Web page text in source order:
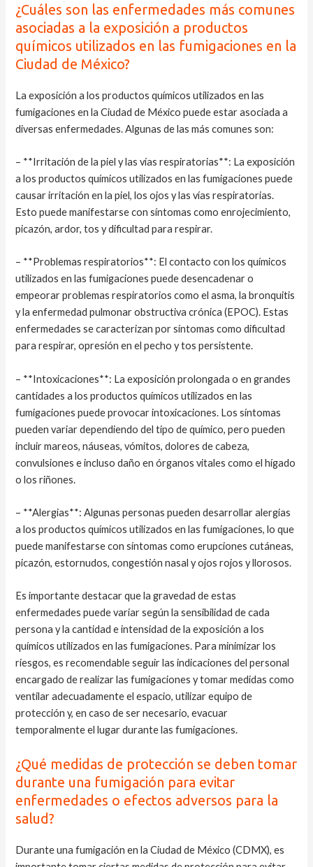
¿Cuáles son las enfermedades más comunes
asociadas a la exposición a productos
químicos utilizados en las fumigaciones en la
Ciudad de México?
La exposición a los productos químicos utilizados en las
fumigaciones en la Ciudad de México puede estar asociada a
diversas enfermedades. Algunas de las más comunes son:
– **Irritación de la piel y las vías respiratorias**: La exposición
a los productos químicos utilizados en las fumigaciones puede
causar irritación en la piel, los ojos y las vías respiratorias.
Esto puede manifestarse con síntomas como enrojecimiento,
picazón, ardor, tos y dificultad para respirar.
– **Problemas respiratorios**: El contacto con los químicos
utilizados en las fumigaciones puede desencadenar o
empeorar problemas respiratorios como el asma, la bronquitis
y la enfermedad pulmonar obstructiva crónica (EPOC). Estas
enfermedades se caracterizan por síntomas como dificultad
para respirar, opresión en el pecho y tos persistente.
– **Intoxicaciones**: La exposición prolongada o en grandes
cantidades a los productos químicos utilizados en las
fumigaciones puede provocar intoxicaciones. Los síntomas
pueden variar dependiendo del tipo de químico, pero pueden
incluir mareos, náuseas, vómitos, dolores de cabeza,
convulsiones e incluso daño en órganos vitales como el hígado
o los riñones.
– **Alergias**: Algunas personas pueden desarrollar alergias
a los productos químicos utilizados en las fumigaciones, lo que
puede manifestarse con síntomas como erupciones cutáneas,
picazón, estornudos, congestión nasal y ojos rojos y llorosos.
Es importante destacar que la gravedad de estas
enfermedades puede variar según la sensibilidad de cada
persona y la cantidad e intensidad de la exposición a los
químicos utilizados en las fumigaciones. Para minimizar los
riesgos, es recomendable seguir las indicaciones del personal
encargado de realizar las fumigaciones y tomar medidas como
ventilar adecuadamente el espacio, utilizar equipo de
protección y, en caso de ser necesario, evacuar
temporalmente el lugar durante las fumigaciones.
¿Qué medidas de protección se deben tomar
durante una fumigación para evitar
enfermedades o efectos adversos para la
salud?
Durante una fumigación en la Ciudad de México (CDMX), es